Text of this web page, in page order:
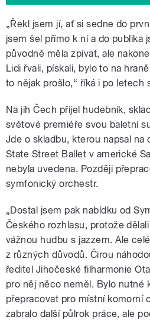
„Řekl jsem jí, ať si sedne do
jsem šel přímo k ní a do publika
původně měla zpívat, ale
Lidi řvali, pískali, bylo to na
to nějak prošlo,“ říká i po letech
Na jih Čech přijel hudebník,
světové premiéře svou baletní
Jde o skladbu, kterou napsal na
State Street Ballet v americké
nebyla uvedena. Později
symfonický orchestr.
„Dostal jsem pak nabídku od
Českého rozhlasu, protože
vážnou hudbu s jazzem. Ale
z různých důvodů. Čirou
ředitel Jihočeské filharmonie
pro něj něco neměl. Bylo nutné
přepracovat pro místní komorní
zabralo další půlrok práce, ale